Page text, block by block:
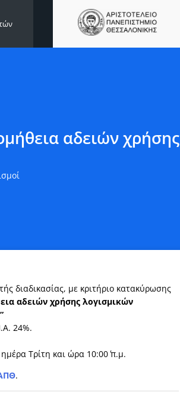
αδειών χρήσης
διαδικασίας, με κριτήριο κατακύρωσης
αδειών χρήσης λογισμικών
24%.
Τρίτη και ώρα 10:00΄ π.μ.
.